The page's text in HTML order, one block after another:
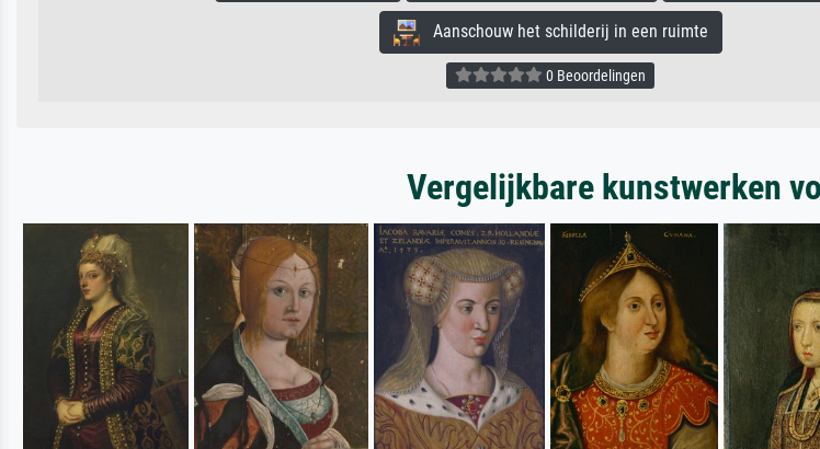
Aanschouw het schilderij in een ruimte
0 Beoordelingen
Vergelijkbare kunstwerken